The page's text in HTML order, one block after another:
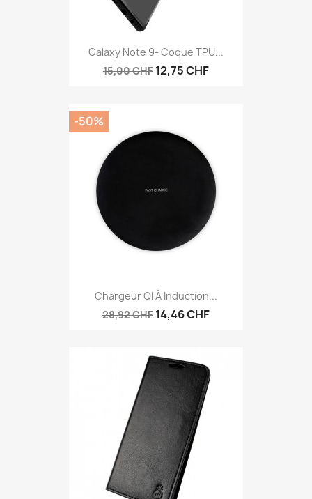
Galaxy Note 9- Coque TPU...
15,00 CHF 12,75 CHF
Chargeur QI À Induction...
28,92 CHF 14,46 CHF
-50%